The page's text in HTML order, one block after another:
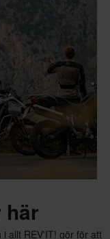
här
allt REV'IT! gör för att